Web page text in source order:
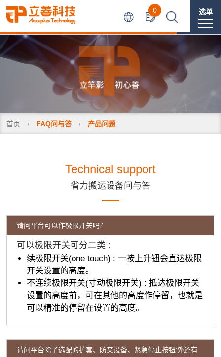
选单
0
首页 FAQ问与答 产品问题
Technical support
省力搬运设备问与答
请问平台可以作极限开关吗?
可以极限开关可分二类 :
续极限开关(one touch) : 一按上升钮会直达极限
开关设置的高度。
不连续极限开关(寸动极限开关) : 抵达极限开关
设置的高度前，可在其他的高度作停留，也就是
可以精准的停留在设置的高度。
请问平台除了选配的护套、防夹设备、紧急停止按钮:外还有